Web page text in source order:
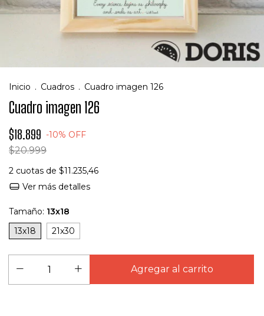
Inicio . Cuadros . Cuadro imagen 126
Cuadro imagen 126
$18.899 -10% OFF
$20.999
2 cuotas de $11.235,46
Ver más detalles
Tamaño: 13x18
13x18
21x30